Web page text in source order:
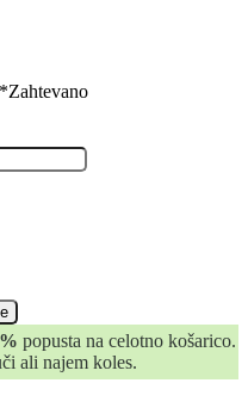
*Zahtevano
popusta na celotno košarico.
ali najem koles.